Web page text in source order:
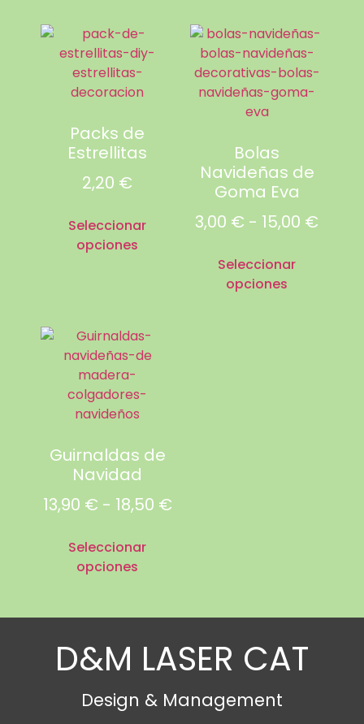
Packs de
Estrellitas
2,20 €
Seleccionar
opciones
Bolas
Navideñas de
Goma Eva
3,00 € - 15,00 €
Seleccionar
opciones
Guirnaldas de
Navidad
13,90 € - 18,50 €
Seleccionar
opciones
D&M LASER CAT
Design & Management